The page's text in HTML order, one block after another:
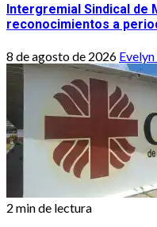
Intergremial Sindical de
reconocimientos a
8 de agosto de 2026
2 min de lectura